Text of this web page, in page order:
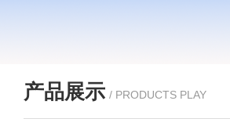
产品展示 / PRODUCTS PLAY